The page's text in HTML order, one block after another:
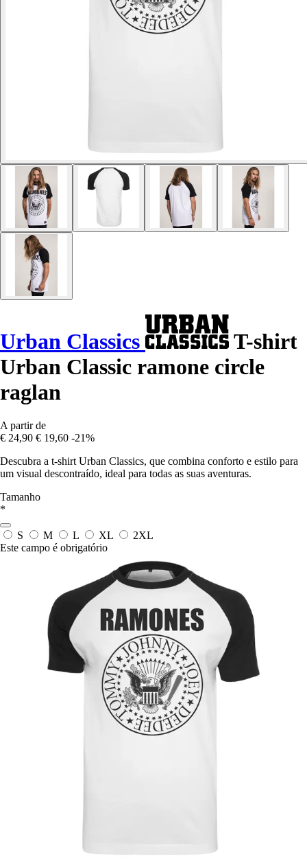
Urban Classics
T-shirt
Urban Classic ramone circle
raglan
A partir de
€ 24,90 € 19,60 -21%
Descubra a t-shirt Urban Classics, que combina conforto e estilo para
um visual descontraído, ideal para todas as suas aventuras.
Tamanho
*
S M L XL
2XL
Este campo é obrigatório